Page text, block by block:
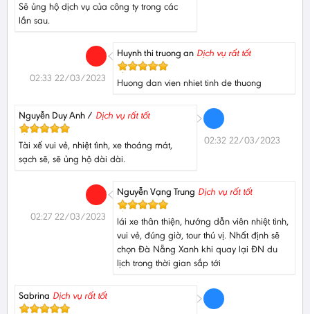
Sẽ ủng hộ dịch vụ của công ty trong các
lần sau.
Huynh thi truong an Dịch vụ rất tốt
Huong dan vien nhiet tinh de thuong
02:33 22/03/2023
Nguyễn Duy Anh / Dịch vụ rất tốt
Tài xế vui vẻ, nhiệt tình, xe thoáng mát,
sạch sẽ, sẽ ủng hộ dài dài.
02:32 22/03/2023
Nguyễn Vạng Trung Dịch vụ rất tốt
lái xe thân thiện, hướng dẫn viên nhiệt tình,
vui vẻ, đúng giờ, tour thú vị. Nhất định sẽ
chọn Đà Nẵng Xanh khi quay lại ĐN du
lịch trong thời gian sắp tới
02:27 22/03/2023
Sabrina Dịch vụ rất tốt